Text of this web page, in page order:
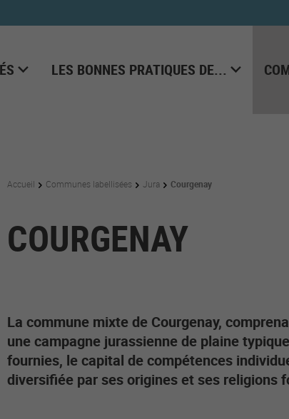
LES BONNES PRATIQUES DE...
Accueil Communes labellisées Jura Courgenay
COURGENAY
La commune mixte de Courgenay,
une campagne jurassienne de plaine
fournies, le capital de compétences
diversifiée par ses origines et ses religions